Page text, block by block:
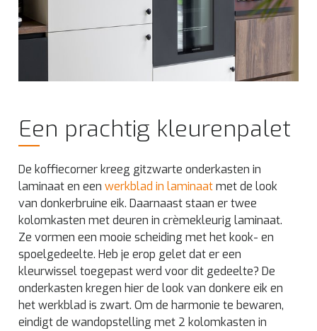
Een prachtig kleurenpalet
De koffiecorner kreeg gitzwarte onderkasten in
laminaat en eenwerkblad in laminaatmet de look
van donkerbruine eik. Daarnaast staan er twee
kolomkasten met deuren in crèmekleurig laminaat.
Ze vormen een mooie scheiding met het kook- en
spoelgedeelte. Heb je erop gelet dat er een
kleurwissel toegepast werd voor dit gedeelte? De
onderkasten kregen hier de look van donkere eik en
het werkblad is zwart. Om de harmonie te bewaren,
eindigt de wandopstelling met 2 kolomkasten in